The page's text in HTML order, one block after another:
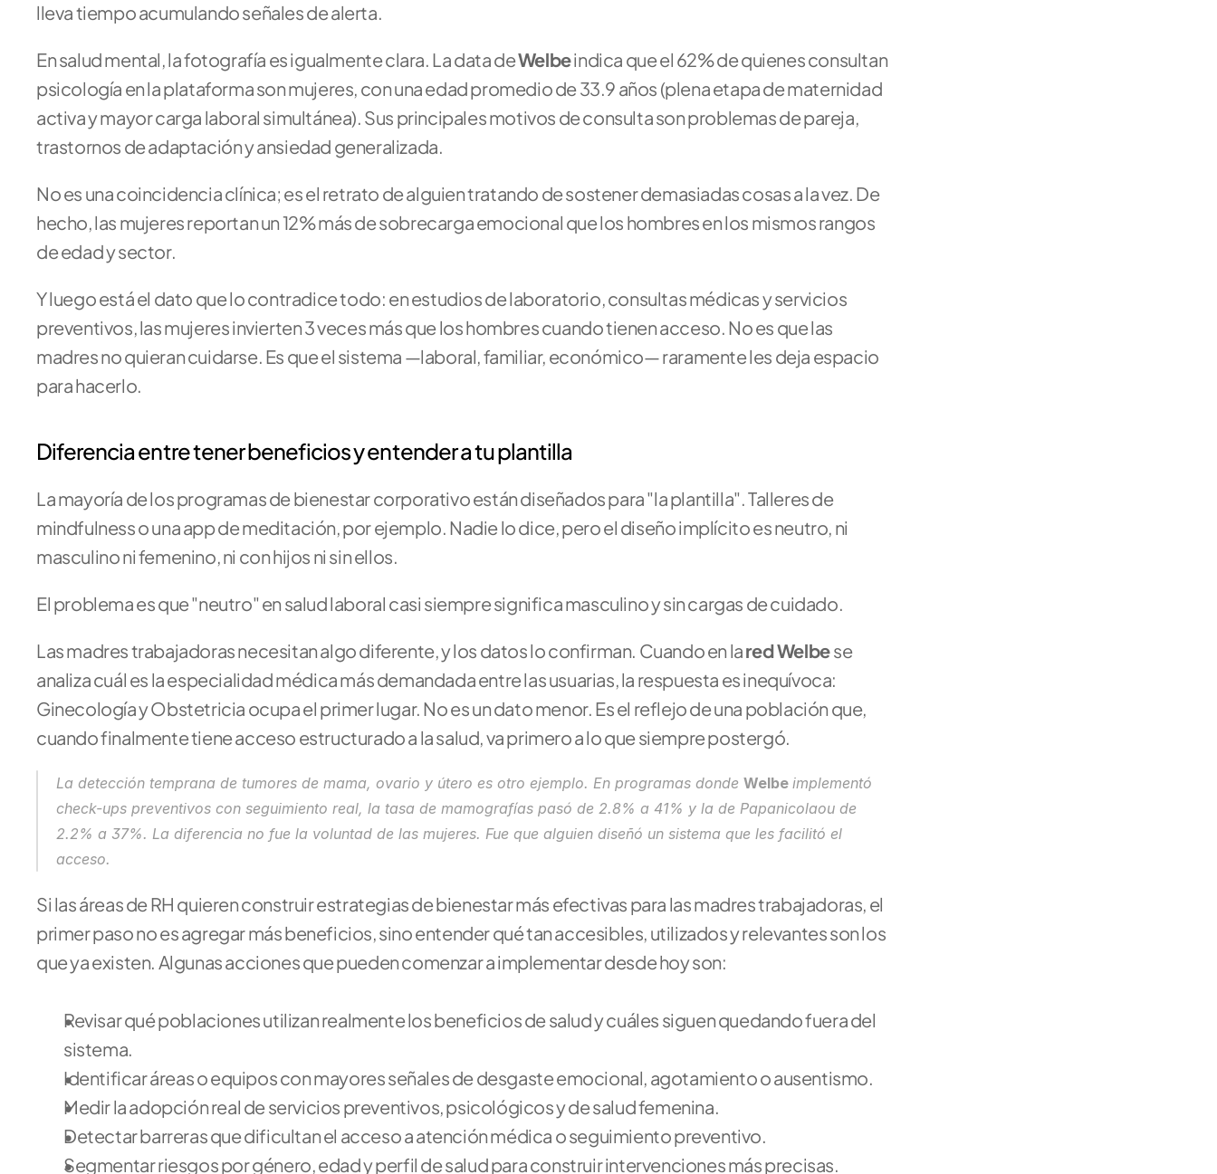
lleva tiempo acumulando señales de alerta.
En salud mental, la fotografía es igualmente clara. La data de Welbe indica que el 62% de quienes consultan
psicología en la plataforma son mujeres, con una edad promedio de 33.9 años (plena etapa de maternidad
activa y mayor carga laboral simultánea). Sus principales motivos de consulta son problemas de pareja,
trastornos de adaptación y ansiedad generalizada.
No es una coincidencia clínica; es el retrato de alguien tratando de sostener demasiadas cosas a la vez. De
hecho, las mujeres reportan un 12% más de sobrecarga emocional que los hombres en los mismos rangos
de edad y sector.
Y luego está el dato que lo contradice todo: en estudios de laboratorio, consultas médicas y servicios
preventivos, las mujeres invierten 3 veces más que los hombres cuando tienen acceso. No es que las
madres no quieran cuidarse. Es que el sistema —laboral, familiar, económico— raramente les deja espacio
para hacerlo.
Diferencia entre tener beneficios y entender a tu plantilla
La mayoría de los programas de bienestar corporativo están diseñados para "la plantilla". Talleres de
mindfulness o una app de meditación, por ejemplo. Nadie lo dice, pero el diseño implícito es neutro, ni
masculino ni femenino, ni con hijos ni sin ellos.
El problema es que "neutro" en salud laboral casi siempre significa masculino y sin cargas de cuidado.
Las madres trabajadoras necesitan algo diferente, y los datos lo confirman. Cuando en la red Welbe se
analiza cuál es la especialidad médica más demandada entre las usuarias, la respuesta es inequívoca:
Ginecología y Obstetricia ocupa el primer lugar. No es un dato menor. Es el reflejo de una población que,
cuando finalmente tiene acceso estructurado a la salud, va primero a lo que siempre postergó.
La detección temprana de tumores de mama, ovario y útero es otro ejemplo. En programas donde Welbe implementó
check-ups preventivos con seguimiento real, la tasa de mamografías pasó de 2.8% a 41% y la de Papanicolaou de
2.2% a 37%. La diferencia no fue la voluntad de las mujeres. Fue que alguien diseñó un sistema que les facilitó el
acceso.
Si las áreas de RH quieren construir estrategias de bienestar más efectivas para las madres trabajadoras, el
primer paso no es agregar más beneficios, sino entender qué tan accesibles, utilizados y relevantes son los
que ya existen. Algunas acciones que pueden comenzar a implementar desde hoy son:
Revisar qué poblaciones utilizan realmente los beneficios de salud y cuáles siguen quedando fuera del
sistema.
Identificar áreas o equipos con mayores señales de desgaste emocional, agotamiento o ausentismo.
Medir la adopción real de servicios preventivos, psicológicos y de salud femenina.
Detectar barreras que dificultan el acceso a atención médica o seguimiento preventivo.
Segmentar riesgos por género, edad y perfil de salud para construir intervenciones más precisas.